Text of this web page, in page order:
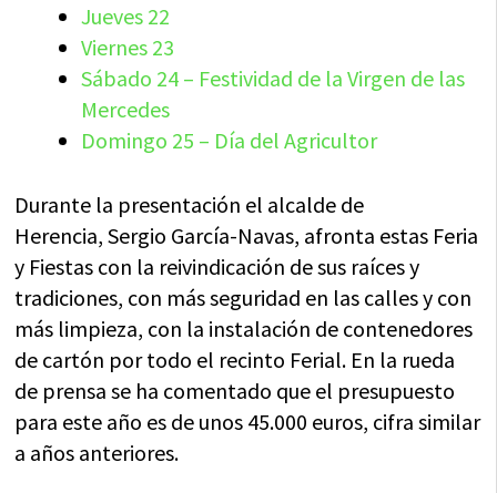
Jueves 22
Viernes 23
Sábado 24 – Festividad de la Virgen de las
Mercedes
Domingo 25 – Día del Agricultor
Durante la presentación el alcalde de
Herencia, Sergio García-Navas, afronta estas Feria
y Fiestas con la reivindicación de sus raíces y
tradiciones, con más seguridad en las calles y con
más limpieza, con la instalación de contenedores
de cartón por todo el recinto Ferial. En la rueda
de prensa se ha comentado que el presupuesto
para este año es de unos 45.000 euros, cifra similar
a años anteriores.